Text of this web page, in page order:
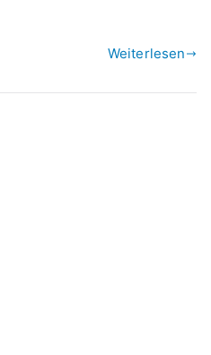
Weiterlesen